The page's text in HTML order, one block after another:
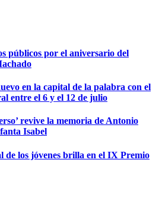
públicos por el aniversario del
en la capital de la palabra con el
entre el 6 y el 12 de julio
revive la memoria de Antonio
Isabel
de los jóvenes brilla en el IX Premio